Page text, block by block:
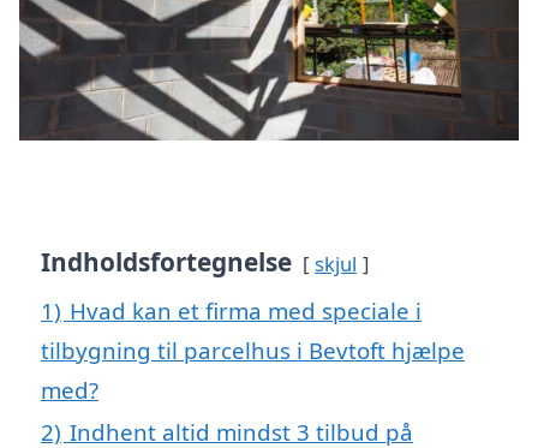
Indholdsfortegnelse skjul
1) Hvad kan et firma med speciale i
tilbygning til parcelhus i Bevtoft hjælpe
med?
2) Indhent altid mindst 3 tilbud på